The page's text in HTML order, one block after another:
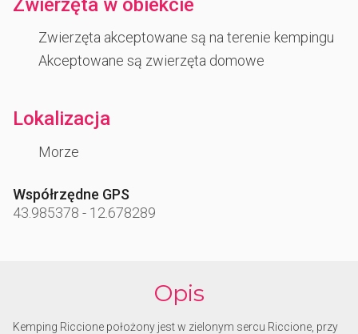
Zwierzęta w obiekcie
Zwierzęta akceptowane są na terenie kempingu
Akceptowane są zwierzęta domowe
Lokalizacja
Morze
Współrzędne GPS
43.985378 - 12.678289
Opis
Kemping Riccione położony jest w zielonym sercu Riccione, przy